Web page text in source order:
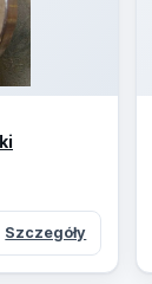
Szczegóły